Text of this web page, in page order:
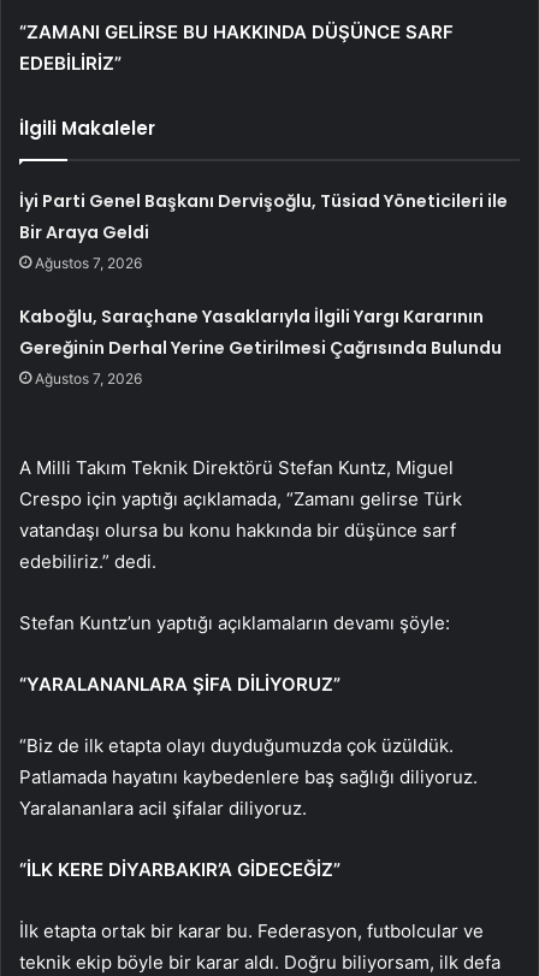
“ZAMANI GELİRSE BU HAKKINDA DÜŞÜNCE SARF
EDEBİLİRİZ”
İlgili Makaleler
İyi Parti Genel Başkanı Dervişoğlu, Tüsiad Yöneticileri ile
Bir Araya Geldi
Ağustos 7, 2026
Kaboğlu, Saraçhane Yasaklarıyla İlgili Yargı Kararının
Gereğinin Derhal Yerine Getirilmesi Çağrısında Bulundu
Ağustos 7, 2026
A Milli Takım Teknik Direktörü Stefan Kuntz, Miguel
Crespo için yaptığı açıklamada, “Zamanı gelirse Türk
vatandaşı olursa bu konu hakkında bir düşünce sarf
edebiliriz.” dedi.
Stefan Kuntz’un yaptığı açıklamaların devamı şöyle:
“YARALANANLARA ŞİFA DİLİYORUZ”
“Biz de ilk etapta olayı duyduğumuzda çok üzüldük.
Patlamada hayatını kaybedenlere baş sağlığı diliyoruz.
Yaralananlara acil şifalar diliyoruz.
“İLK KERE DİYARBAKIR’A GİDECEĞİZ”
İlk etapta ortak bir karar bu. Federasyon, futbolcular ve
teknik ekip böyle bir karar aldı. Doğru biliyorsam, ilk defa